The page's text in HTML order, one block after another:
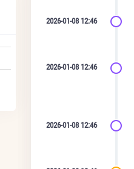
2026-01-08 12:46
2026-01-08 12:46
2026-01-08 12:46